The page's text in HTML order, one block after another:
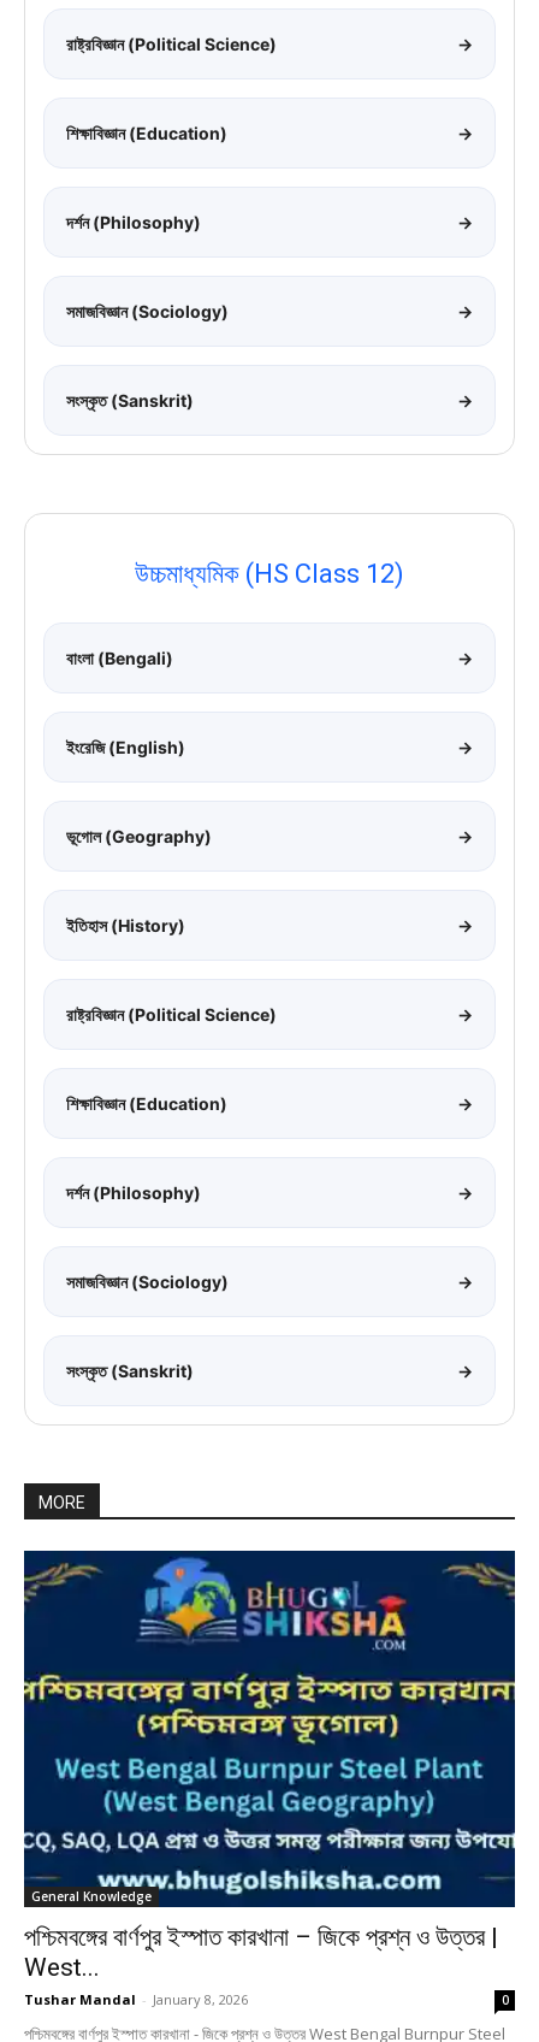
রাষ্ট্রবিজ্ঞান (Political Science) →
শিক্ষাবিজ্ঞান (Education) →
দর্শন (Philosophy) →
সমাজবিজ্ঞান (Sociology) →
সংস্কৃত (Sanskrit) →
উচ্চমাধ্যমিক (HS Class 12)
বাংলা (Bengali) →
ইংরেজি (English) →
ভূগোল (Geography) →
ইতিহাস (History) →
রাষ্ট্রবিজ্ঞান (Political Science) →
শিক্ষাবিজ্ঞান (Education) →
দর্শন (Philosophy) →
সমাজবিজ্ঞান (Sociology) →
সংস্কৃত (Sanskrit) →
MORE
General Knowledge
পশ্চিমবঙ্গের বার্ণপুর ইস্পাত কারখানা – জিকে প্রশ্ন ও উত্তর |
West...
Tushar Mandal - January 8, 2026 0
পশ্চিমবঙ্গের বার্ণপুর ইস্পাত কারখানা - জিকে প্রশ্ন ও উত্তর West Bengal Burnpur Steel